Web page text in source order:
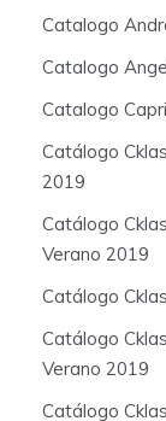
Catalogo
Catalogo
Catalogo
Catálogo
2019
Catálogo
Verano 2019
Catálogo
Catálogo
Verano 2019
Catálogo